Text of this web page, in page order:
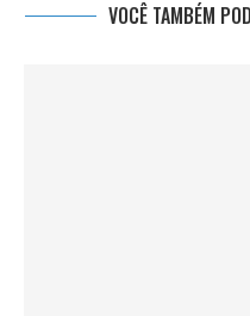
VOCÊ TAMBÉM